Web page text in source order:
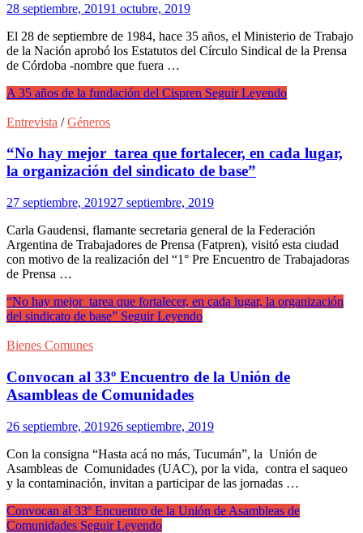
28 septiembre, 20191 octubre, 2019
El 28 de septiembre de 1984, hace 35 años, el Ministerio de Trabajo
de la Nación aprobó los Estatutos del Círculo Sindical de la Prensa
de Córdoba -nombre que fuera …
A 35 años de la fundación del Cispren Seguir Leyendo
Entrevista /Géneros
“No hay mejor tarea que fortalecer, en cada lugar,
la organización del sindicato de base”
27 septiembre, 201927 septiembre, 2019
Carla Gaudensi, flamante secretaria general de la Federación
Argentina de Trabajadores de Prensa (Fatpren), visitó esta ciudad
con motivo de la realización del “1° Pre Encuentro de Trabajadoras
de Prensa …
“No hay mejor tarea que fortalecer, en cada lugar, la organización
del sindicato de base” Seguir Leyendo
Bienes Comunes
Convocan al 33º Encuentro de la Unión de
Asambleas de Comunidades
26 septiembre, 201926 septiembre, 2019
Con la consigna “Hasta acá no más, Tucumán”, la Unión de
Asambleas de Comunidades (UAC), por la vida, contra el saqueo
y la contaminación, invitan a participar de las jornadas …
Convocan al 33º Encuentro de la Unión de Asambleas de
Comunidades Seguir Leyendo